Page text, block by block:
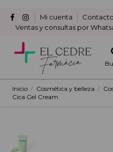
Mi cuenta
Contacto
Ventas y consultas por
Inicio Cosmética y belleza
Cica Gel Cream